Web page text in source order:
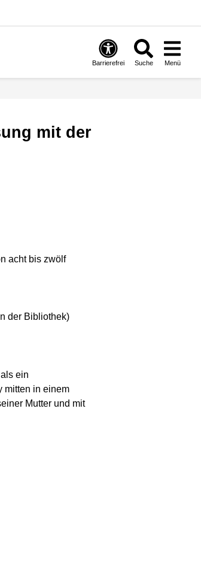
Barrierefrei Suche Menü
acht bis zwölf
der Bibliothek)
ein
mitten in einem
Mutter und mit